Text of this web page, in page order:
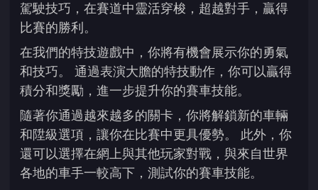
駕駛技巧，在賽道中靈活穿梭，超越對手，贏得
比賽的勝利。
在我們的特技遊戲中，你將有機會展示你的勇氣
和技巧。 通過表演大膽的特技動作，你可以贏得
積分和獎勵，進一步提升你的賽車技能。
隨著你通過越來越多的關卡，你將解鎖新的車輛
和陞級選項，讓你在比賽中更具優勢。 此外，你
還可以選擇在網上與其他玩家對戰，與來自世界
各地的車手一較高下，測試你的賽車技能。